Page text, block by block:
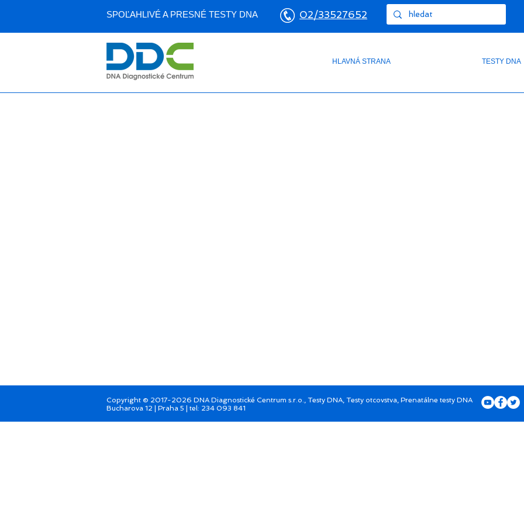
SPOĽAHLIVÉ A PRESNÉ TESTY DNA 02/33527652
HLAVNÁ STRANA TESTY DNA
Copyright © 2017-2026 DNA Diagnostické Centrum s.r.o., Testy DNA, Testy otcovstva, Prenatálne testy DNA
Bucharova 12 | Praha 5 | tel: 234 093 841